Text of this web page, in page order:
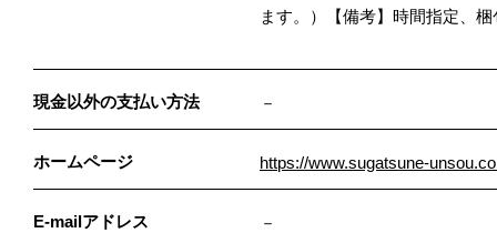
ます。）【備考】時間指定、
現金以外の支払い方法 －
ホームページ https://www.sugatsune-
E-mailアドレス －